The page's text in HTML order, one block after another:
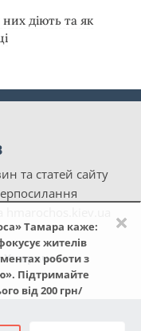
×
Тамара каже:
жителів
роботи з
Підтримайте
від 200 грн/
діють та як
та статей сайту